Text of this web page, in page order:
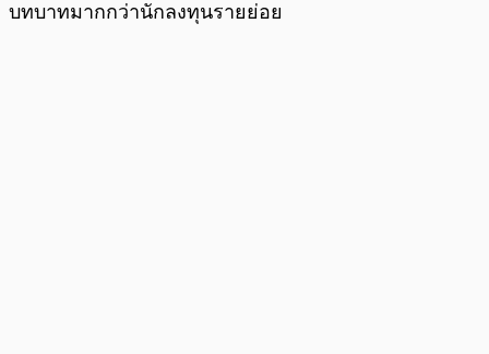
บทบาทมากกว่านักลงทุนรายย่อย